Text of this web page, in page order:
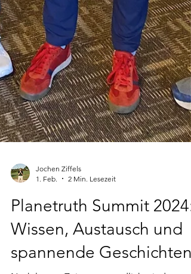
Jochen Ziffels
1. Feb.
2 Min. Lesezeit